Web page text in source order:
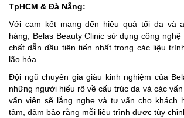
TpHCM & Đà Nẵng:
Với cam kết mang đến hiệu quả tối đa và
hàng, Belas Beauty Clinic sử dụng công
chất dẫn dầu tiên tiến nhất trong các liệu
lão hóa.
Đội ngũ chuyên gia giàu kinh nghiệm của
những người hiểu rõ về cấu trúc da và các
vấn viên sẽ lắng nghe và tư vấn cho khách
tâm, đảm bảo rằng mỗi liệu trình được tùy